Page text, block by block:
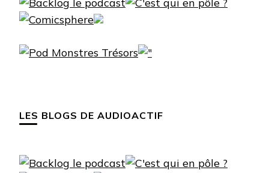
LES BLOGS DE AUDIOACTIF